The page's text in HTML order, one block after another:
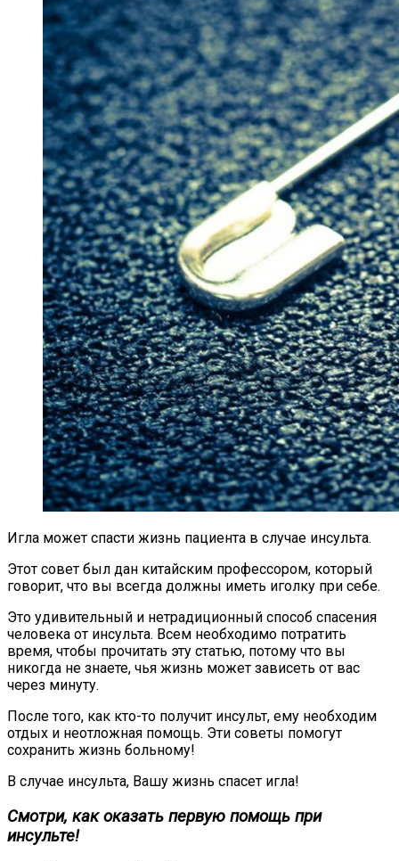
Игла может спасти жизнь пациента в случае инсульта.
Этот совет был дан китайским профессором, который
говорит, что вы всегда должны иметь иголку при себе.
Это удивительный и нетрадиционный способ спасения
человека от инсульта. Всем необходимо потратить
время, чтобы прочитать эту статью, потому что вы
никогда не знаете, чья жизнь может зависеть от вас
через минуту.
После того, как кто-то получит инсульт, ему необходим
отдых и неотложная помощь. Эти советы помогут
сохранить жизнь больному!
В случае инсульта, Вашу жизнь спасет игла!
Смотри, как оказать первую помощь при
инсульте!